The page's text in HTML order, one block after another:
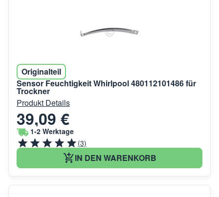
Originalteil
Sensor Feuchtigkeit Whirlpool 480112101486 für
Trockner
Produkt Details
39,09 €
1-2 Werktage
(3)
IN DEN WARENKORB